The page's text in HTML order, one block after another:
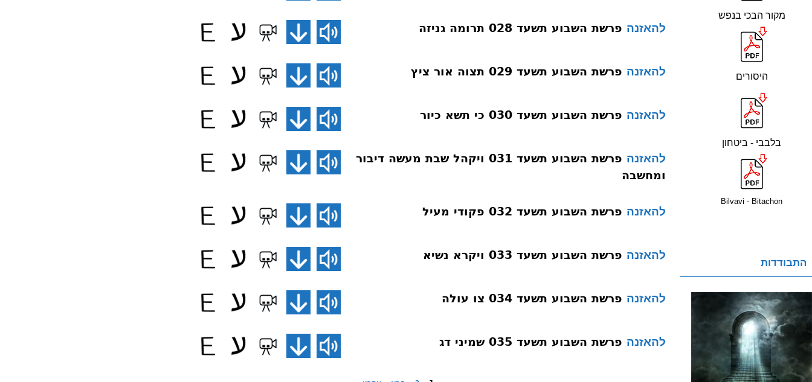
להאזנה פרשת השבוע תשעד 028 תרומה גניזה
להאזנה פרשת השבוע תשעד 029 תצוה אור ציץ
להאזנה פרשת השבוע תשעד 030 כי תשא כיור
להאזנה
פרשת השבוע תשעד 031 ויקהל שבת מעשה דיבור
ומחשבה
להאזנה פרשת השבוע תשעד 032 פקודי מעיל
להאזנה פרשת השבוע תשעד 033 ויקרא נשיא
להאזנה פרשת השבוע תשעד 034 צו עולה
להאזנה פרשת השבוע תשעד 035 שמיני דג
מקור הבכי בנפש
היסורים
בלבבי - ביטחון
Bilvavi - Bitachon
התבודדות